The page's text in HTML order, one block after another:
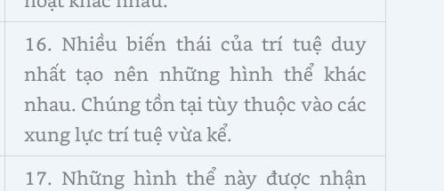
16. Nhiều biến thái của trí tuệ duy
nhất tạo nên những hình thể khác
nhau. Chúng tồn tại tùy thuộc vào các
xung lực trí tuệ vừa kể.
17. Những hình thể này được nhận